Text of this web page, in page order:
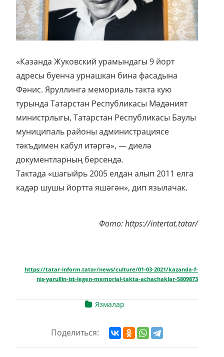
«Казанда Жуковский урамындагы 9 йорт
адресы буенча урнашкан бина фасадына
Фәнис. Яруллинга мемориаль такта кую
турында Татарстан Республикасы Мәдәният
министрлыгы, Татарстан Республикасы Баулы
муниципаль районы администрациясе
тәкъдимен кабул итәргә», — диелә
документларның берсендә.
Тактада «шагыйрь 2005 елдан алып 2011 елга
кадәр шушы йортта яшәгән», дип язылачак.
Фото: https://intertat.tatar/
https://tatar-inform.tatar/news/culture/01-03-2021/kazanda-f-
nis-yarullin-ist-legen-memorial-takta-achachaklar-5809873
Язмалар
Поделиться: